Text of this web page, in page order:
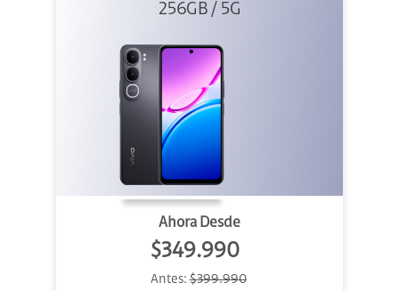
Black
256GB / 5G
Ahora Desde
$349.990
Antes:$399.990